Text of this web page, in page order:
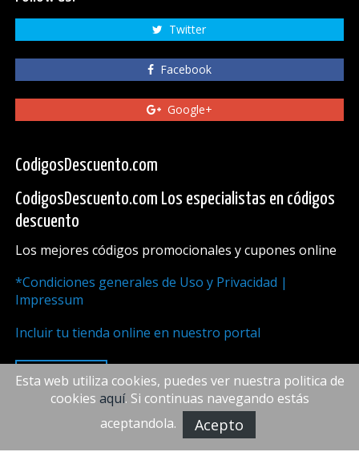
Twitter
Facebook
Google+
CodigosDescuento.com
CodigosDescuento.com Los especialistas en códigos
descuento
Los mejores códigos promocionales y cupones online
*Condiciones generales de Uso y Privacidad |
Impressum
Incluir tu tienda online en nuestro portal
ARRIBA
FiveDoors Network 2018
Esta web utiliza cookies, puedes ver nuestra politica de
cookies aquí. Si continuas navegando estás
aceptandola.
Acepto